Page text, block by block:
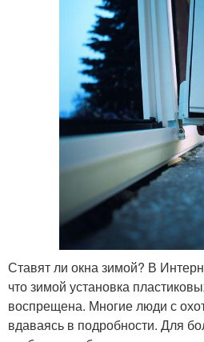
Ставят ли окна зимой? В
что зимой установка
воспрещена. Многие люди с
вдаваясь в подробности. Для